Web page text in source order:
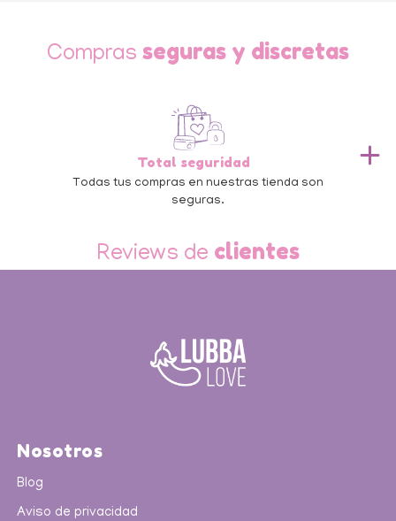
Compras seguras y discretas
Total seguridad
Todas tus compras en nuestras tienda son
seguras.
Reviews de clientes
Nosotros
Blog
Aviso de privacidad